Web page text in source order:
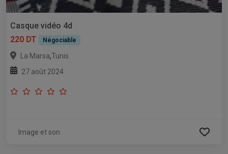
Casque vidéo 4d
220 DT
Négociable
La Marsa,Tunis
27 août 2024
Image et son